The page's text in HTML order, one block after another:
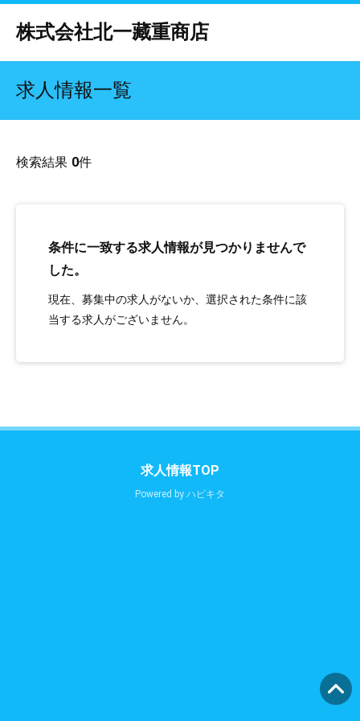
株式会社北一藏重商店
求人情報一覧
検索結果 0件
条件に一致する求人情報が見つかりませんで
した。
現在、募集中の求人がないか、選択された条件に該
当する求人がございません。
求人情報TOP
Powered by ハピキタ